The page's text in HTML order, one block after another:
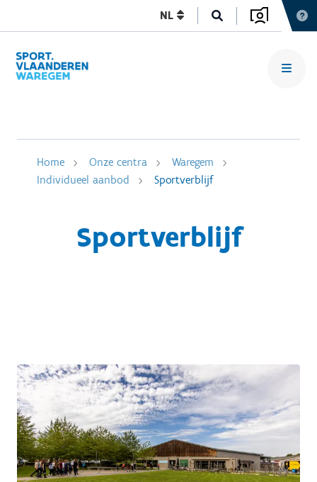
NL
Home Onze centra
Waregem
Individueel aanbod
Sportverblijf
Sportverblijf